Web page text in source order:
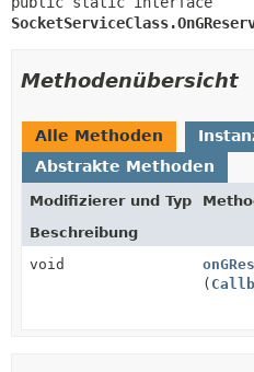
Methodenübersicht
Alle Methoden
Abstrakte Methoden
Modifizierer und Typ
Beschreibung
void
(